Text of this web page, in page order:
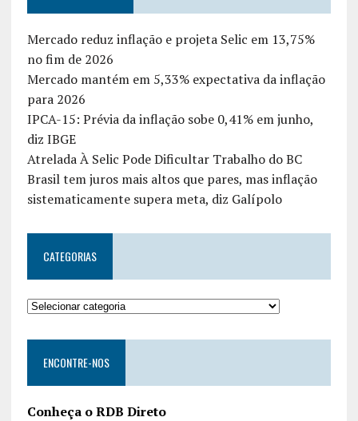
Mercado reduz inflação e projeta Selic em 13,75%
no fim de 2026
Mercado mantém em 5,33% expectativa da inflação
para 2026
IPCA-15: Prévia da inflação sobe 0,41% em junho,
diz IBGE
Atrelada À Selic Pode Dificultar Trabalho do BC
Brasil tem juros mais altos que pares, mas inflação
sistematicamente supera meta, diz Galípolo
CATEGORIAS
ENCONTRE-NOS
Conheça o RDB Direto